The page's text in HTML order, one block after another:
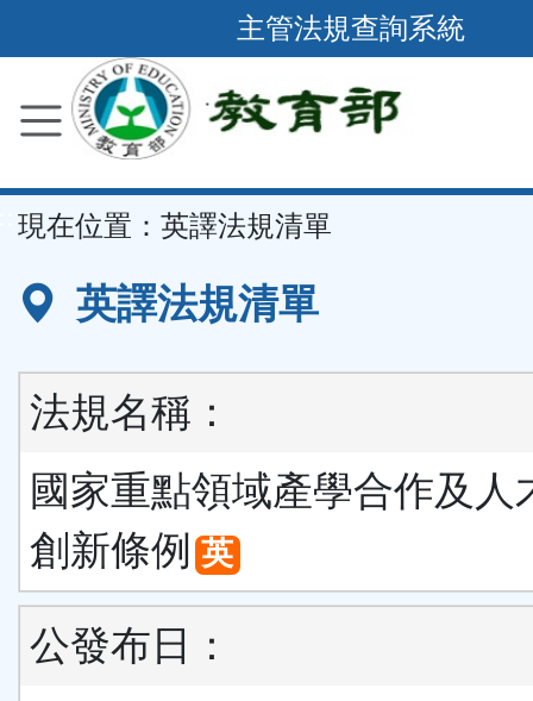
到
要
容
區
主管法規查詢系統
現在位置： 英譯法規清單
英譯法規清單
法規名稱：
國家重點領域產學合作及人
創新條例 英
公發布日：